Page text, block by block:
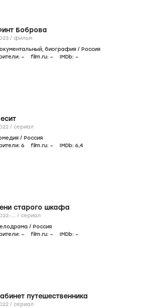
Боброва
/ фильм
, биография / Россия
– film.ru: – IMDb: –
/ сериал
/ Россия
6 film.ru: – IMDb: 6,4
старого шкафа
... / сериал
/ Россия
– film.ru: – IMDb: –
путешественника
/ сериал